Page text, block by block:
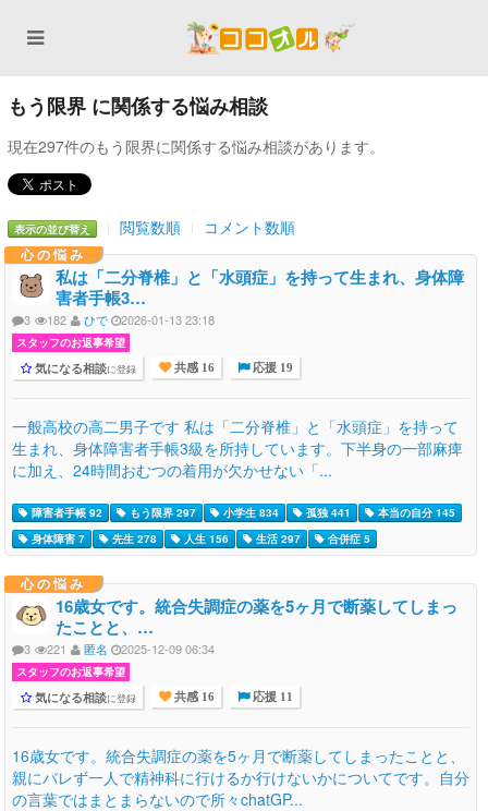
もう限界 に関係する悩み相談
現在297件のもう限界に関係する悩み相談があります。
表示の並び替え 閲覧数順 コメント数順
心の悩み
私は「二分脊椎」と「水頭症」を持って生まれ、身体障
害者手帳3…
3 182 ひで 2026-01-13 23:18
スタッフのお返事希望
気になる相談に登録 共感 16 応援 19
一般高校の高二男子です 私は「二分脊椎」と「水頭症」を持って
生まれ、身体障害者手帳3級を所持しています。下半身の一部麻痺
に加え、24時間おむつの着用が欠かせない「...
障害者手帳 92 もう限界 297 小学生 834 孤独 441
本当の自分 145
身体障害 7
先生 278 人生 156 生活 297 合併症 5
心の悩み
16歳女です。統合失調症の薬を5ヶ月で断薬してしまっ
たことと、…
3 221 匿名 2025-12-09 06:34
スタッフのお返事希望
気になる相談に登録 共感 16 応援 11
16歳女です。統合失調症の薬を5ヶ月で断薬してしまったことと、
親にバレず一人で精神科に行けるか行けないかについてです。自分
の言葉ではまとまらないので所々chatGP...